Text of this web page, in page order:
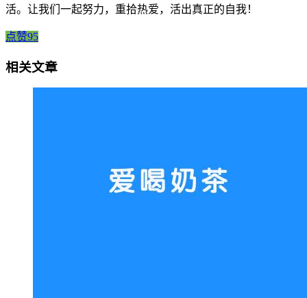
活。让我们一起努力，重拾热爱，活出真正的自我！
点赞95
相关文章